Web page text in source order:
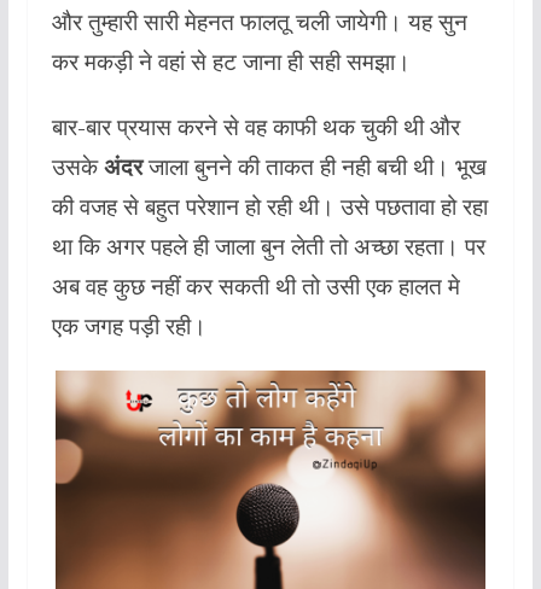
और तुम्हारी सारी मेहनत फालतू चली जायेगी। यह सुन
कर मकड़ी ने वहां से हट जाना ही सही समझा।
बार-बार प्रयास करने से वह काफी थक चुकी थी और
उसकेअंदरजाला बुनने की ताकत ही नही बची थी। भूख
की वजह से बहुत परेशान हो रही थी। उसे पछतावा हो रहा
था कि अगर पहले ही जाला बुन लेती तो अच्छा रहता। पर
अब वह कुछनहीं कर सकती थी तो उसी एक हालत मे
एक जगह पड़ी रही।